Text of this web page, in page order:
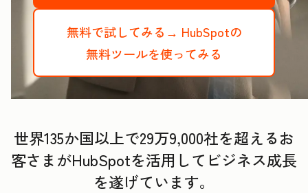
無料で試してみる→ HubSpotの
無料ツールを使ってみる
世界135か国以上で29万9,000社を超えるお
客さまがHubSpotを活用してビジネス成長
を遂げています。